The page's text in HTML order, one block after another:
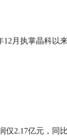
月执掌晶科以
2.17亿元，同